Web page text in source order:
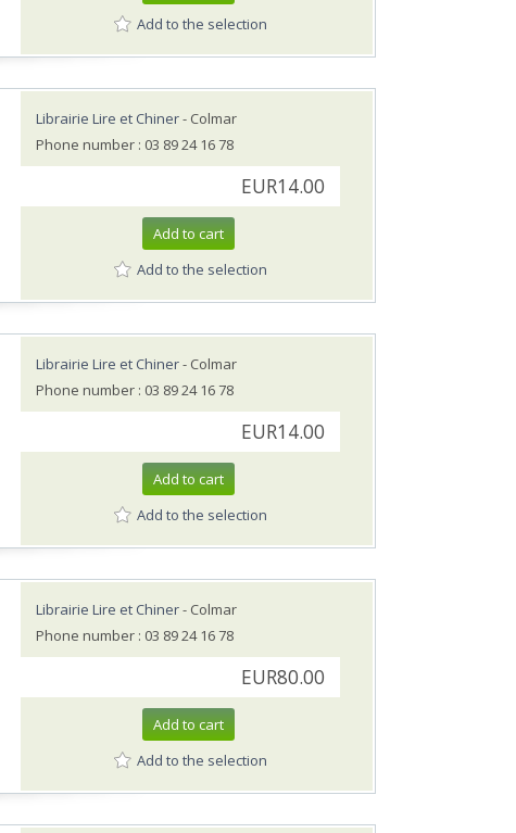
Add to the selection
Librairie Lire et Chiner- Colmar
Phone number : 03 89 24 16 78
EUR14.00
Add to cart
Add to the selection
Librairie Lire et Chiner- Colmar
Phone number : 03 89 24 16 78
EUR14.00
Add to cart
Add to the selection
Librairie Lire et Chiner- Colmar
Phone number : 03 89 24 16 78
EUR80.00
Add to cart
Add to the selection